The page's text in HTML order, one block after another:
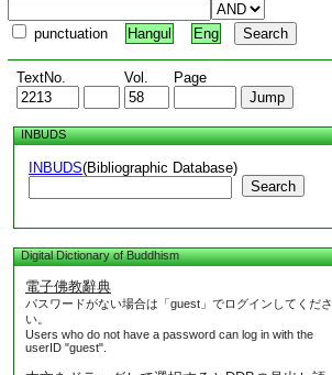
punctuation Hangul Eng
TextNo. Vol. Page
INBUDS
INBUDS(Bibliographic Database)
Search
Digital Dictionary of Buddhism
電子佛教辭典
パスワードがない場合は「guest」でログインしてくださ
い。
Users who do not have a password can log in with the
userID "guest".